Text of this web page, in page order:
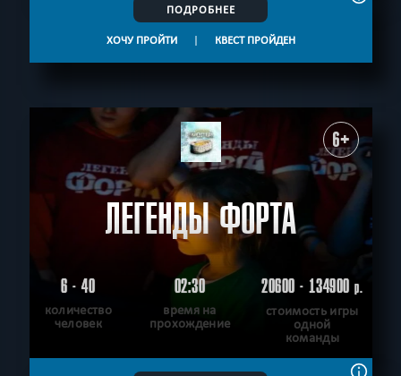
ПОДРОБНЕЕ
ХОЧУ ПРОЙТИ | КВЕСТ ПРОЙДЕН
6+
ЛЕГЕНДЫ ФОРТА
6 - 40
количество
человек
02:30
время на
прохождение
20600 - 134900р.
стоимость игры
одной
команды